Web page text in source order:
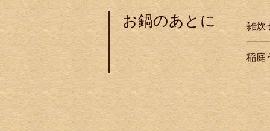
お鍋のあとに 雑炊
稲庭